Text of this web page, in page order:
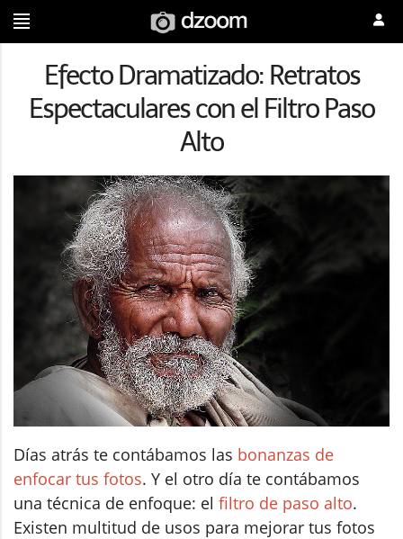
Efecto Dramatizado: Retratos
Espectaculares con el Filtro Paso
Alto
Días atrás te contábamos las bonanzas de
enfocar tus fotos. Y el otro día te contábamos
una técnica de enfoque: el filtro de paso alto.
Existen multitud de usos para mejorar tus fotos